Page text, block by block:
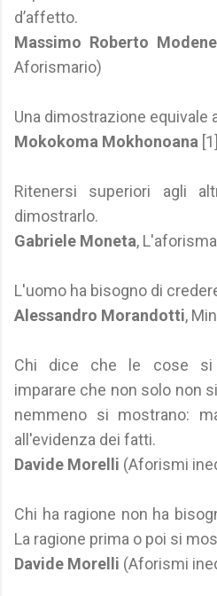
d’affetto.
Massimo Roberto
Aforismario)
Una dimostrazione equivale
Mokokoma Mokhonoana [1]
Ritenersi superiori agli
dimostrarlo.
Gabriele Moneta,
L'uomo ha bisogno di
Alessandro Morandotti,
Chi dice che le cose si
imparare che non solo non
nemmeno si mostrano:
all'evidenza dei fatti.
Davide Morelli (Aforismi
Chi ha ragione non ha
La ragione prima o poi si
Davide Morelli (Aforismi